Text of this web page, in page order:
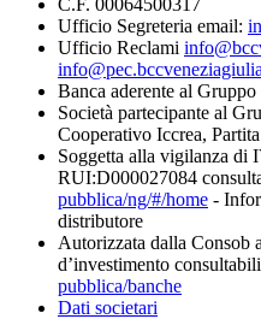
C.F. 00064500317
Ufficio Segreteria email:
Ufficio Reclami
Banca aderente al
Società partecipante al
Cooperativo Iccrea,
Soggetta alla vigilanza di
RUI:D000027084
pubblica/ng/#/home -
distributore
Autorizzata dalla Consob
d’investimento
pubblica/banche
Dati societari